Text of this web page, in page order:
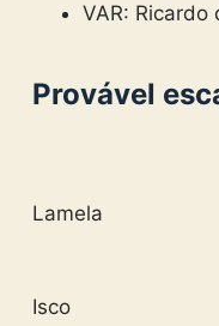
VAR: Ricardo
Provável
Lamela
Isco